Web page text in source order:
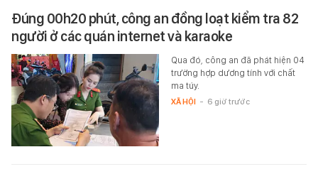
Đúng 00h20 phút, công an đồng loạt kiểm tra 82
người ở các quán internet và karaoke
Qua đó, công an đã phát hiện 04
trường hợp dương tính với chất
ma túy.
XÃ HỘI - 6 giờ trước